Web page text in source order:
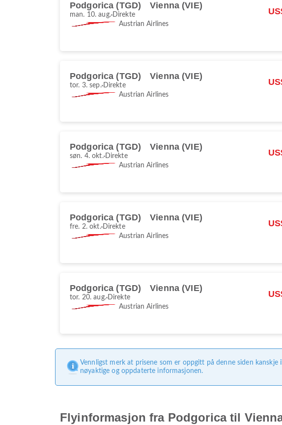
Podgorica (TGD) Vienna (VIE)
man. 10. aug. Direkte
Austrian Airlines
Podgorica (TGD) Vienna (VIE)
tor. 3. sep. Direkte
Austrian Airlines
Podgorica (TGD) Vienna (VIE)
søn. 4. okt. Direkte
Austrian Airlines
Podgorica (TGD) Vienna (VIE)
fre. 2. okt. Direkte
Austrian Airlines
Podgorica (TGD) Vienna (VIE)
tor. 20. aug. Direkte
Austrian Airlines
Vennligst merk at prisene som er oppgitt på denne siden
nøyaktige og oppdaterte informasjonen.
Flyinformasjon fra Podgorica til